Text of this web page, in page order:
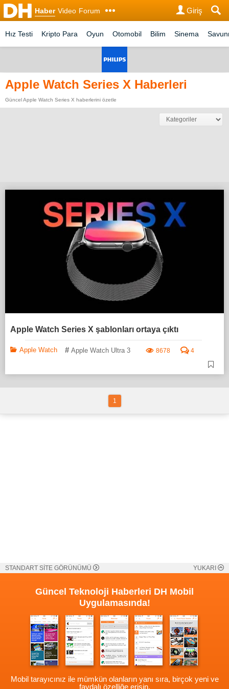
Haber Video Forum Giriş
Hız Testi Kripto Para Oyun Otomobil Bilim Sinema
Apple Watch Series X Haberleri
Güncel Apple Watch Series X haberlerini özetle
Apple Watch Series X şablonları ortaya çıktı
Apple Watch # Apple Watch Ultra 3 8678 4
1
STANDART SİTE GÖRÜNÜMÜ YUKARI
Güncel Teknoloji Haberleri DH Mobil
Uygulamasında!
Mobil tarayıcınız ile mümkün olanların yanı sıra, birçok yeni ve
faydalı özelliğe erişin.